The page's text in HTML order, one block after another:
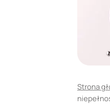
Strona